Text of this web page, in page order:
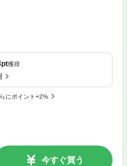
pt獲得
にポイント+2%
今すぐ買う